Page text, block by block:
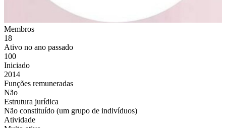
Membros
18
Ativo no ano passado
100
Iniciado
2014
Funções remuneradas
Não
Estrutura jurídica
Não constituído (um grupo de indivíduos)
Atividade